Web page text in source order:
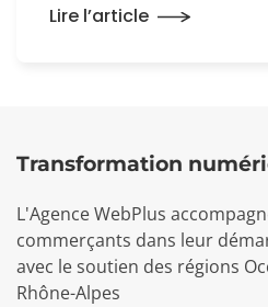
Lire l’article
Transformation
L'Agence WebPlus
commerçants dans leur
avec le soutien des régions
Rhône-Alpes